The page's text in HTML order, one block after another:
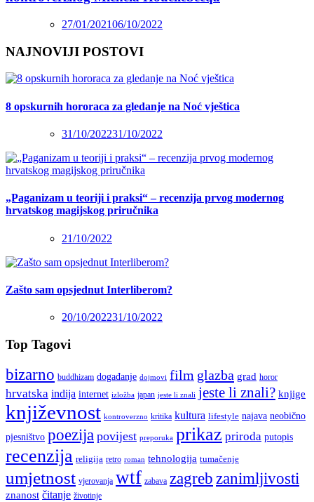
27/01/202106/10/2022
NAJNOVIJI POSTOVI
8 opskurnih hororaca za gledanje na Noć vještica
31/10/202231/10/2022
„Paganizam u teoriji i praksi“ – recenzija prvog modernog
hrvatskog magijskog priručnika
21/10/2022
Zašto sam opsjednut Interliberom?
20/10/202231/10/2022
Top Tagovi
bizarno buddhizam događanje dojmovi film glazba grad horor
hrvatska indija internet izložba japan jeste li znali jeste li znali? knjige
književnost kontroverzno kritika kultura lifestyle najava neobično
pjesništvo poezija povijest preporuka prikaz priroda putopis
recenzija religija retro roman tehnologija tumačenje
umjetnost vjerovanja wtf zabava zagreb zanimljivosti
znanost čitanje životinje